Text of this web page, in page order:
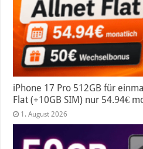
iPhone 17 Pro 512GB für
Flat (+10GB SIM) nur 54.94€
1. August 2026